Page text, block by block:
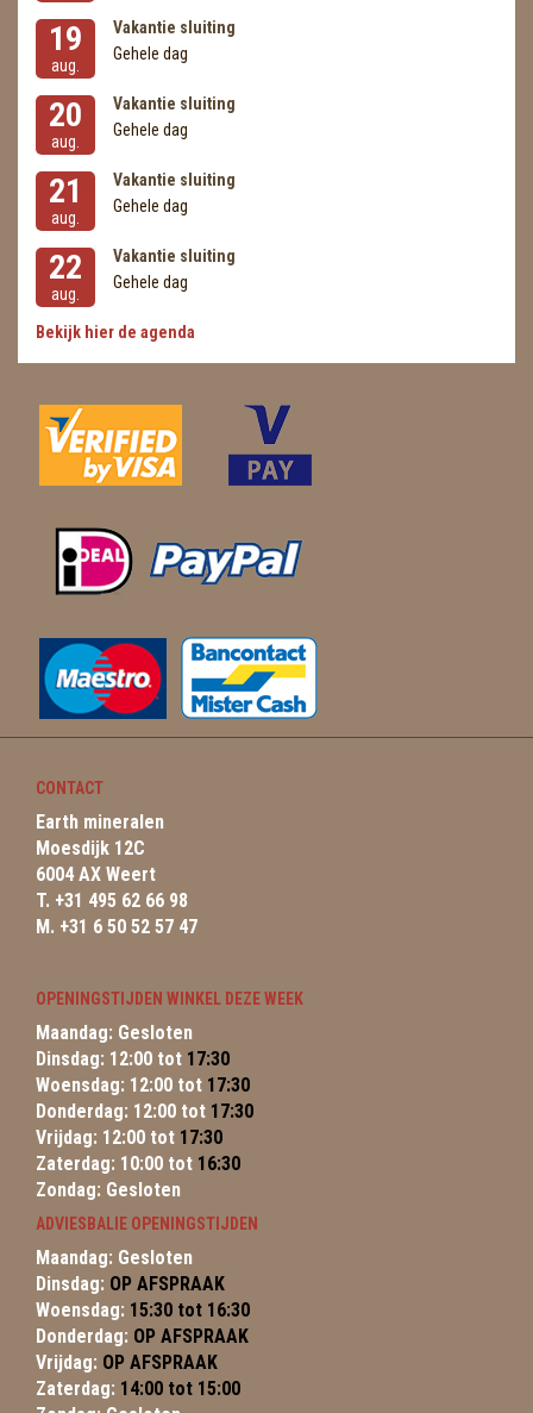
SELENIET
SPECIALE STUKKEN
TELEFOON KOORDEN
THEELICHTEN
VLINDERS
WIEROOK, OLIE & TOEBEHOREN
ZAKJES WATER ELIXERS
19
aug.
Vakantie sluiting
Gehele dag
20
aug.
Vakantie sluiting
Gehele dag
21
aug.
Vakantie sluiting
Gehele dag
22
aug.
Vakantie sluiting
Gehele dag
Bekijk hier de agenda
CONTACT
Earth mineralen
Moesdijk 12C
6004 AX Weert
T. +31 495 62 66 98
M. +31 6 50 52 57 47
OPENINGSTIJDEN WINKEL DEZE WEEK
Maandag: Gesloten
Dinsdag: 12:00 tot 17:30
Woensdag: 12:00 tot 17:30
Donderdag: 12:00 tot 17:30
Vrijdag: 12:00 tot 17:30
Zaterdag: 10:00 tot 16:30
Zondag: Gesloten
ADVIESBALIE OPENINGSTIJDEN
Maandag: Gesloten
Dinsdag: OP AFSPRAAK
Woensdag: 15:30 tot 16:30
Donderdag: OP AFSPRAAK
Vrijdag: OP AFSPRAAK
Zaterdag: 14:00 tot 15:00